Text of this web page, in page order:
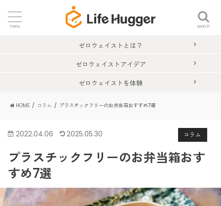
search
menu
ゼロウェイストとは？
ゼロウェイストアイデア
ゼロウェイストを体験
HOME コラム プラスチックフリーのお弁当箱おすすめ7選
コラム
2022.04.06 2025.05.30
プラスチックフリーのお弁当箱おす
すめ7選